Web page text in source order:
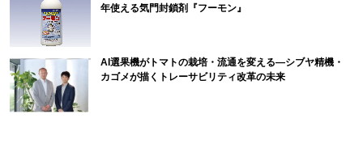
年使える気門封鎖剤『フーモン』
AI選果機がトマトの栽培・流通を変える―シブヤ精機・
カゴメが描くトレーサビリティ改革の未来